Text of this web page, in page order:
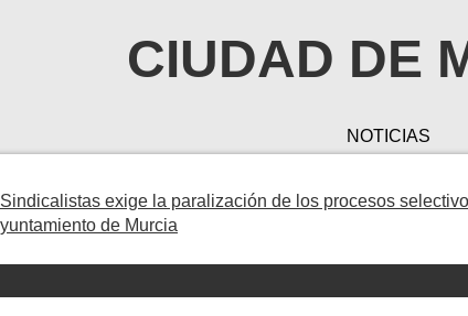
CIUDAD DE
NOTICIAS
exige la paralización de los procesos
de Murcia